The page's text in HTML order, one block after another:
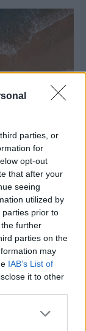
parties, or
for
opt-out
that after your
seeing
utilized by
parties prior to
further
parties on the
may
IAB’s List of
it to other
για την